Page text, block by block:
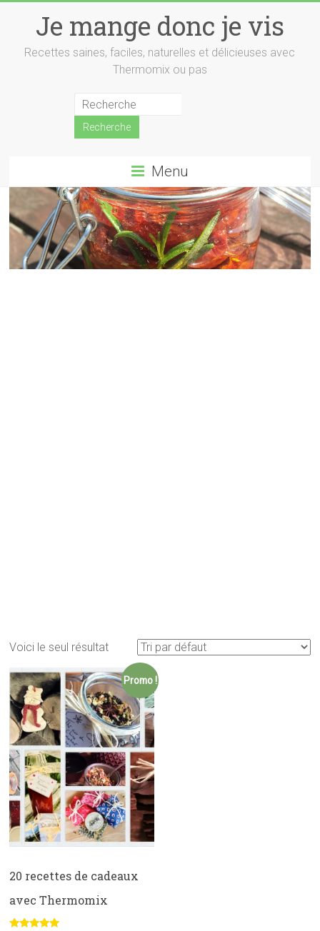
contentJe mange donc je vis
Recettes saines, faciles, naturelles et délicieuses avec
Thermomix ou pas
Menu
Voici le seul résultat
Promo !
20 recettes de cadeaux
avec Thermomix